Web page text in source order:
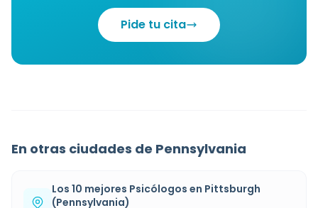
Pide tu cita
En otras ciudades de Pennsylvania
Los 10 mejores Psicólogos en Pittsburgh
(Pennsylvania)